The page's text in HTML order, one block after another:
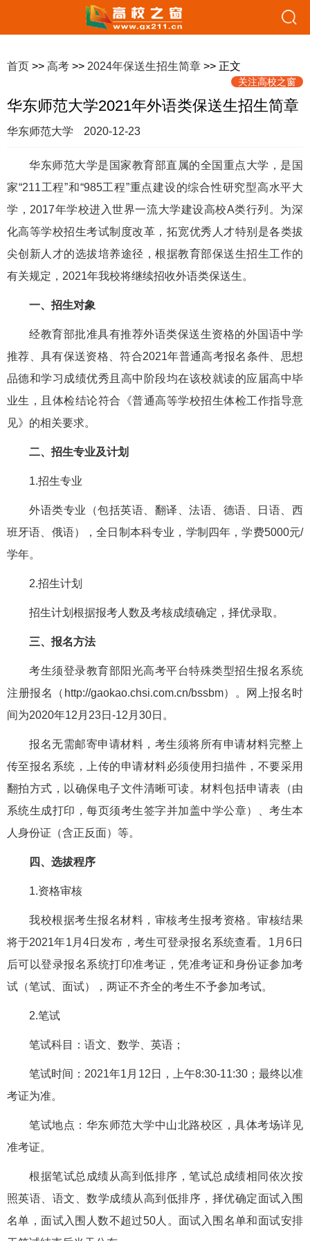
首页 >> 高考 >> 2024年保送生招生简章 >> 正文
关注高校之窗
华东师范大学2021年外语类保送生招生简章
华东师范大学 2020-12-23
华东师范大学是国家教育部直属的全国重点大学，是国
家“211工程”和“985工程”重点建设的综合性研究型高水平大
学，2017年学校进入世界一流大学建设高校A类行列。为深
化高等学校招生考试制度改革，拓宽优秀人才特别是各类拔
尖创新人才的选拔培养途径，根据教育部保送生招生工作的
有关规定，2021年我校将继续招收外语类保送生。
一、招生对象
经教育部批准具有推荐外语类保送生资格的外国语中学
推荐、具有保送资格、符合2021年普通高考报名条件、思想
品德和学习成绩优秀且高中阶段均在该校就读的应届高中毕
业生，且体检结论符合《普通高等学校招生体检工作指导意
见》的相关要求。
二、招生专业及计划
1.招生专业
外语类专业（包括英语、翻译、法语、德语、日语、西
班牙语、俄语），全日制本科专业，学制四年，学费5000元/
学年。
2.招生计划
招生计划根据报考人数及考核成绩确定，择优录取。
三、报名方法
考生须登录教育部阳光高考平台特殊类型招生报名系统
注册报名（http://gaokao.chsi.com.cn/bssbm）。网上报名时
间为2020年12月23日-12月30日。
报名无需邮寄申请材料，考生须将所有申请材料完整上
传至报名系统，上传的申请材料必须使用扫描件，不要采用
翻拍方式，以确保电子文件清晰可读。材料包括申请表（由
系统生成打印，每页须考生签字并加盖中学公章）、考生本
人身份证（含正反面）等。
四、选拔程序
1.资格审核
我校根据考生报名材料，审核考生报考资格。审核结果
将于2021年1月4日发布，考生可登录报名系统查看。1月6日
后可以登录报名系统打印准考证，凭准考证和身份证参加考
试（笔试、面试），两证不齐全的考生不予参加考试。
2.笔试
笔试科目：语文、数学、英语；
笔试时间：2021年1月12日，上午8:30-11:30；最终以准
考证为准。
笔试地点：华东师范大学中山北路校区，具体考场详见
准考证。
根据笔试总成绩从高到低排序，笔试总成绩相同依次按
照英语、语文、数学成绩从高到低排序，择优确定面试入围
名单，面试入围人数不超过50人。面试入围名单和面试安排